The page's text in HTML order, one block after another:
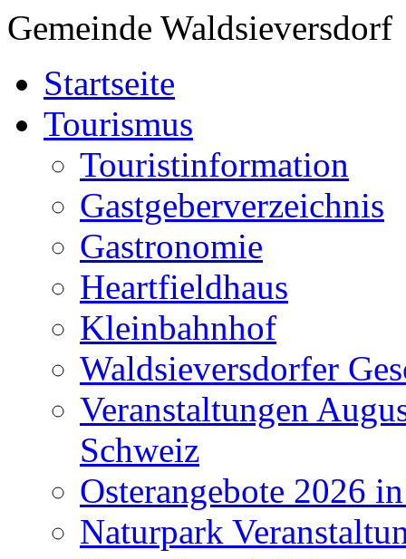
Gemeinde Waldsieversdorf
Startseite
Tourismus
Touristinformation
Gastgeberverzeichnis
Gastronomie
Heartfieldhaus
Kleinbahnhof
Waldsieversdorfer
Veranstaltungen
Schweiz
Osterangebote 2026
Naturpark